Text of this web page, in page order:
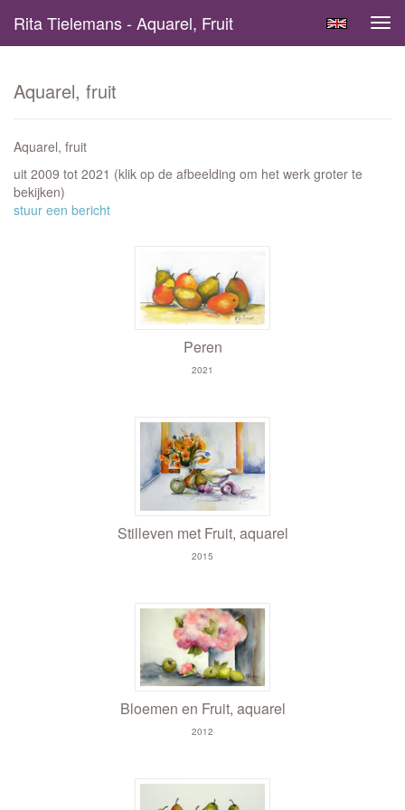
Rita Tielemans - Aquarel, Fruit
Aquarel, fruit
Aquarel, fruit
uit 2009 tot 2021 (klik op de afbeelding om het werk groter te
bekijken)
stuur een bericht
Peren
2021
Stilleven met Fruit, aquarel
2015
Bloemen en Fruit, aquarel
2012